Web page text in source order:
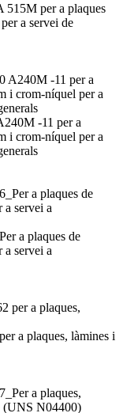
515M per a plaques
a servei de
-11 per a
i crom-níquel per a
a plaques de
a servei a
a plaques, làmines i